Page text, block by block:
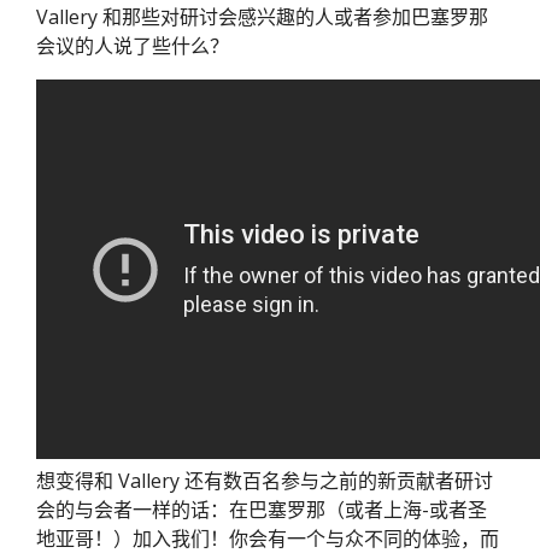
Vallery 和那些对研讨会感兴趣的人或者参加巴塞罗那
会议的人说了些什么？
想变得和 Vallery 还有数百名参与之前的新贡献者研讨
会的与会者一样的话：在巴塞罗那（或者上海-或者圣
地亚哥！）加入我们！你会有一个与众不同的体验，而